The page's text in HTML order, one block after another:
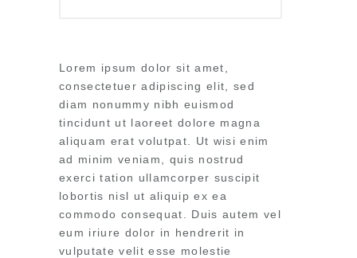
Lorem ipsum dolor sit amet,
consectetuer adipiscing elit, sed
diam nonummy nibh euismod
tincidunt ut laoreet dolore magna
aliquam erat volutpat. Ut wisi enim
ad minim veniam, quis nostrud
exerci tation ullamcorper suscipit
lobortis nisl ut aliquip ex ea
commodo consequat. Duis autem vel
eum iriure dolor in hendrerit in
vulputate velit esse molestie